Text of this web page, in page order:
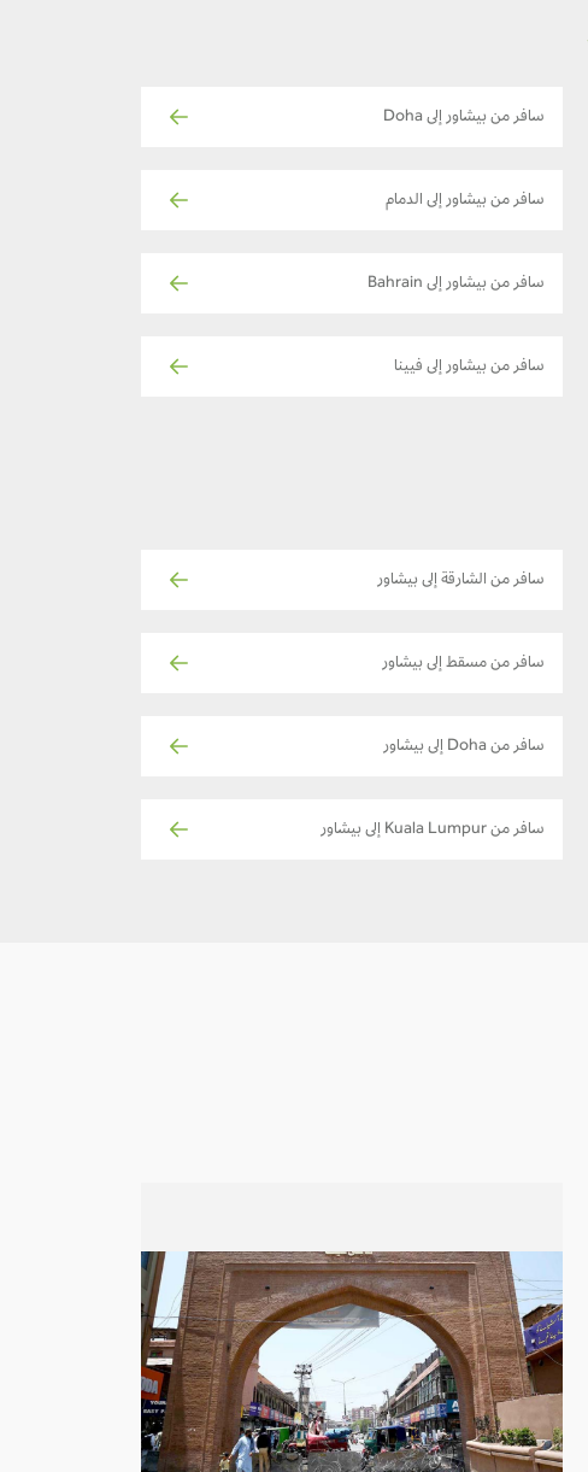
سافر من بيشاور إلى Doha
سافر من بيشاور إلى الدمام
سافر من بيشاور إلى Bahrain
سافر من بيشاور إلى فيينا
سافر من الشارقة إلى بيشاور
سافر من مسقط إلى بيشاور
سافر من Doha إلى بيشاور
سافر من Kuala Lumpur إلى بيشاور